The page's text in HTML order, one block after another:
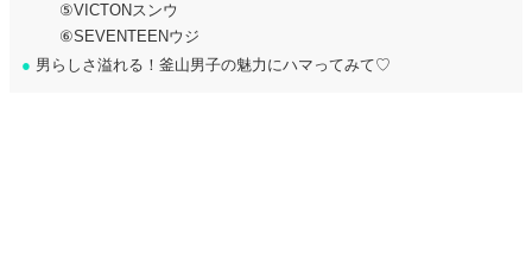
⑤VICTONスンウ
⑥SEVENTEENウジ
● 男らしさ溢れる！釜山男子の魅力にハマってみて♡